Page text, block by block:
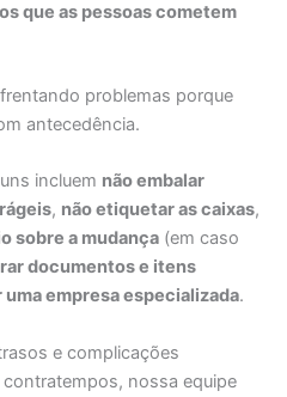
que as pessoas cometem
problemas porque
antecedência.
incluem não embalar
, não etiquetar as caixas,
sobre a mudança (em caso
documentos e itens
empresa especializada.
e complicações
nossa equipe